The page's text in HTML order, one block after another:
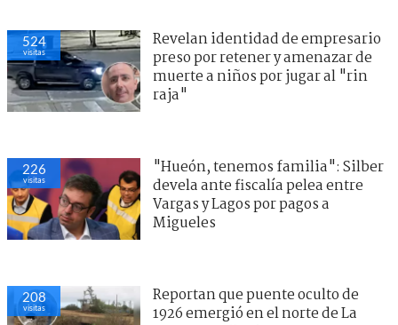
524
visitas
Revelan identidad de empresario
preso por retener y amenazar de
muerte a niños por jugar al "rin
raja"
226
visitas
"Hueón, tenemos familia": Silber
devela ante fiscalía pelea entre
Vargas y Lagos por pagos a
Migueles
208
visitas
Reportan que puente oculto de
1926 emergió en el norte de La